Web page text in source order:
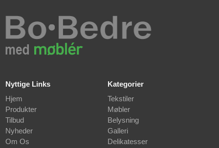
Nyttige Links
Hjem
Produkter
Tilbud
Nyheder
Om Os
Kategorier
Tekstiler
Møbler
Belysning
Galleri
Delikatesser